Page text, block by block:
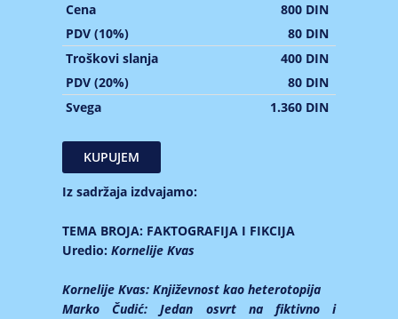
Cena
800 DIN
PDV (10%)
80 DIN
Troškovi slanja
400 DIN
PDV (20%)
80 DIN
Svega
1.360 DIN
Iz sadržaja izdvajamo:
TEMA BROJA: FAKTOGRAFIJA I FIKCIJA
Uredio: Kornelije Kvas
Kornelije Kvas: Književnost kao heterotopija
Marko Čudić:Jedan osvrt na fiktivno i